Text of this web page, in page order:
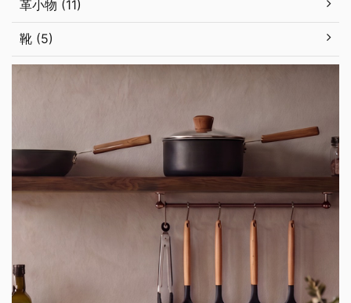
革小物 (11)
靴 (5)